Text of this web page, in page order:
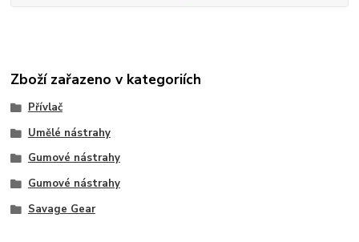
Zboží zařazeno v kategoriích
Přívlač
Umělé nástrahy
Gumové nástrahy
Gumové nástrahy
Savage Gear